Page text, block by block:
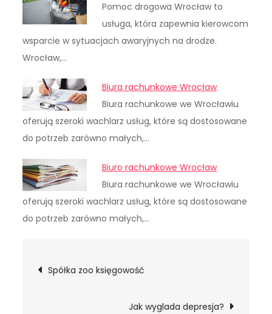
Pomoc drogowa Wrocław to
usługa, która zapewnia kierowcom
wsparcie w sytuacjach awaryjnych na drodze.
Wrocław,…
Biura rachunkowe Wrocław
Biura rachunkowe we Wrocławiu
oferują szeroki wachlarz usług, które są dostosowane
do potrzeb zarówno małych,…
Biuro rachunkowe Wrocław
Biura rachunkowe we Wrocławiu
oferują szeroki wachlarz usług, które są dostosowane
do potrzeb zarówno małych,…
Nawigacja
Spółka zoo księgowość
Jak wyglada depresja?